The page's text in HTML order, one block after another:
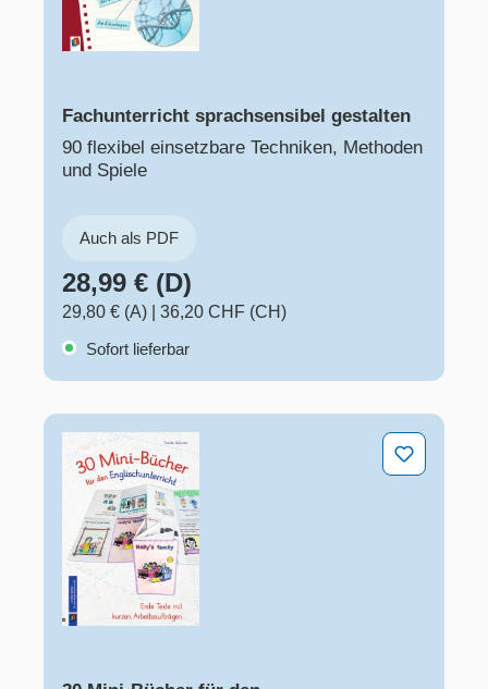
Fachunterricht sprachsensibel gestalten
90 flexibel einsetzbare Techniken, Methoden
und Spiele
Auch als PDF
28,99 € (D)
29,80 € (A)
36,20 CHF (CH)
Sofort lieferbar
30 Mini-Bücher für den Englischunterricht